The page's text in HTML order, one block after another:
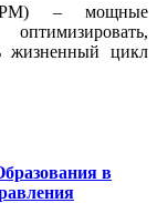
– мощные
жизненный цикл
в